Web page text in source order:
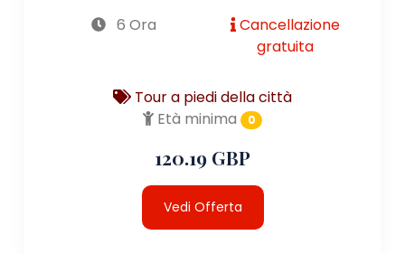
6 Ora
Cancellazione
gratuita
Tour a piedi della città
Età minima
0
120.19 GBP
Vedi Offerta